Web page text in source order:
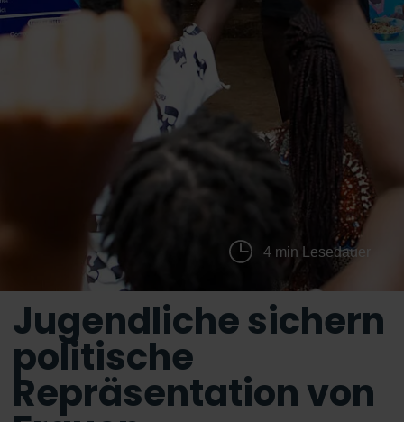
4 min Lesedauer
Jugendliche sichern
politische
Repräsentation von